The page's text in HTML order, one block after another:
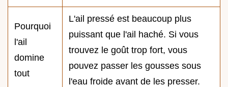
Pourquoi
l'ail
domine
tout
L'ail pressé est beaucoup plus
puissant que l'ail haché. Si vous
trouvez le goût trop fort, vous
pouvez passer les gousses sous
l'eau froide avant de les presser.